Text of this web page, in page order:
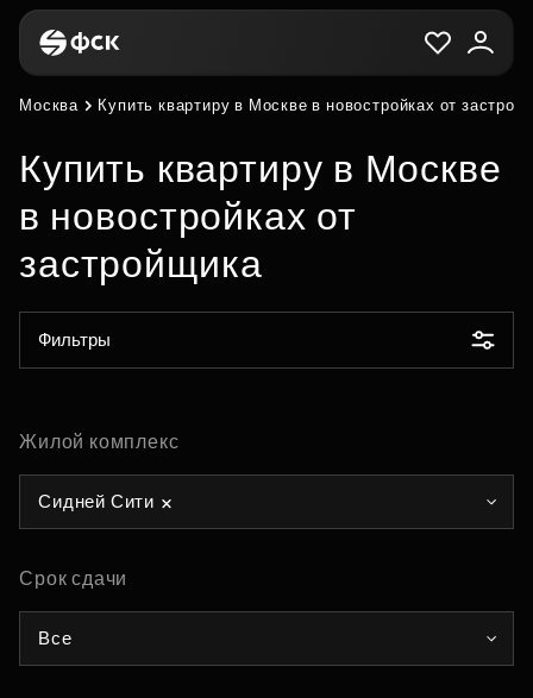
Москва Купить квартиру в Москве в новостройках от
Купить квартиру в Москве
в новостройках от
застройщика
Фильтры
Жилой комплекс
Сидней Сити
Срок сдачи
Все